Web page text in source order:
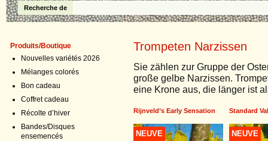
Recherche de
Produits/Boutique
Nouvelles variétés 2026
Mélanges colorés
Bon cadeau
Coffret cadeau
Récolte d’hiver
Bandes/Disques
ensemencés
Trompeten Narzissen
Sie zählen zur Gruppe der
große gelbe Narzissen.
eine Krone aus, die länger ist
Rijnveld’s Early Sensation
NEUVE
Standard
NEUVE